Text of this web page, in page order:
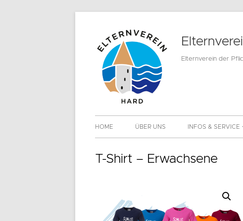
Elternverein der
Primäres
HOME ÜBER UNS INFOS & SERVICE
T-Shirt – Erwachsene